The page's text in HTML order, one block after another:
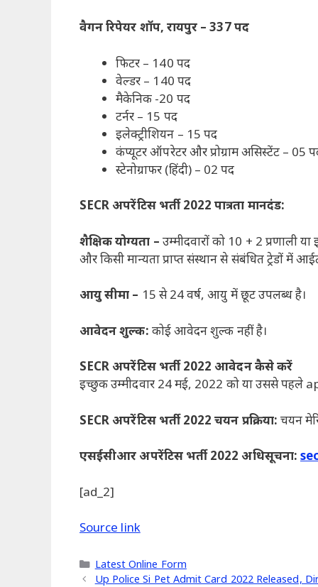
वैगन रिपेयर शॉप, रायपुर – 337 पद
फिटर – 140 पद
वेल्डर – 140 पद
मैकेनिक -20 पद
टर्नर – 15 पद
इलेक्ट्रीशियन – 15 पद
कंप्यूटर ऑपरेटर और प्रोग्राम असिस्‍टेंट – 05
स्टेनोग्राफर (हिंदी) – 02 पद
SECR अपरेंटिस भर्ती 2022 पात्रता मानदंड:
शैक्षिक योग्यता – उम्मीदवारों को 10 + 2 प्रणाली
और किसी मान्यता प्राप्त संस्थान से संबंधित ट्रेडों में
आयु सीमा – 15 से 24 वर्ष, आयु में छूट उपलब्ध है।
आवेदन शुल्क: कोई आवेदन शुल्क नहीं है।
SECR अपरेंटिस भर्ती 2022 आवेदन कैसे करें
इच्छुक उम्मीदवार 24 मई, 2022 को या उससे पहले
SECR अपरेंटिस भर्ती 2022 चयन प्रक्रिया: चयन
एसईसीआर अपरेंटिस भर्ती 2022 अधिसूचना:
[ad_2]
Source link
Categories
Latest Online Form
Up Police Si Pet Admit Card 2022 Released,